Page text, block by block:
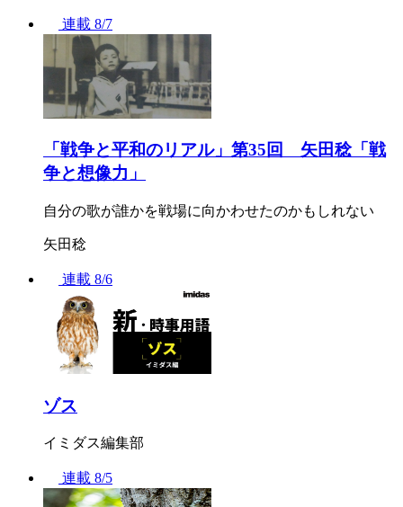
連載 8/7
「戦争と平和のリアル」第35回 矢田稔「戦
争と想像力」
自分の歌が誰かを戦場に向かわせたのかもしれない
矢田稔
連載 8/6
ゾス
イミダス編集部
連載 8/5